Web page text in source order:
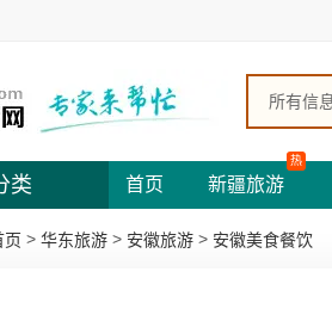
所有信息
类 首页 新疆旅游
热
页 > 华东旅游 > 安徽旅游 > 安徽美食餐饮